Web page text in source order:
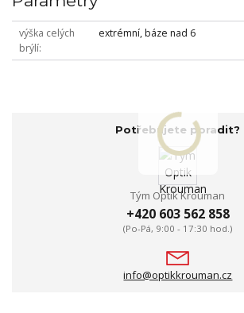
výška celých
brýlí
extrémní, báze nad 6
Potřebujete poradit?
Tým Optik Krouman
+420 603 562 858
(Po-Pá, 9:00 - 17:30 hod.)
info@optikkrouman.cz